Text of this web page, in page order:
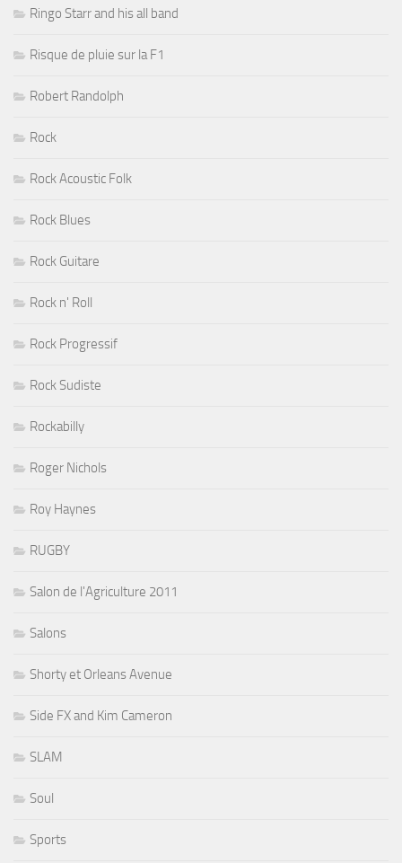
Ringo Starr and his all band
Risque de pluie sur la F1
Robert Randolph
Rock
Rock Acoustic Folk
Rock Blues
Rock Guitare
Rock n' Roll
Rock Progressif
Rock Sudiste
Rockabilly
Roger Nichols
Roy Haynes
RUGBY
Salon de l'Agriculture 2011
Salons
Shorty et Orleans Avenue
Side FX and Kim Cameron
SLAM
Soul
Sports